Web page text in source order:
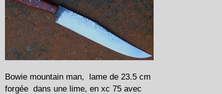
Bowie mountain man, lame de 23.5 cm
forgée dans une lime, en xc 75 avec